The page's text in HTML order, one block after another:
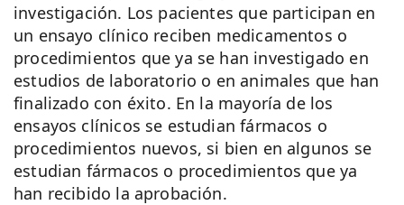
investigación. Los pacientes que participan en
un ensayo clínico reciben medicamentos o
procedimientos que ya se han investigado en
estudios de laboratorio o en animales que han
finalizado con éxito. En la mayoría de los
ensayos clínicos se estudian fármacos o
procedimientos nuevos, si bien en algunos se
estudian fármacos o procedimientos que ya
han recibido la aprobación.